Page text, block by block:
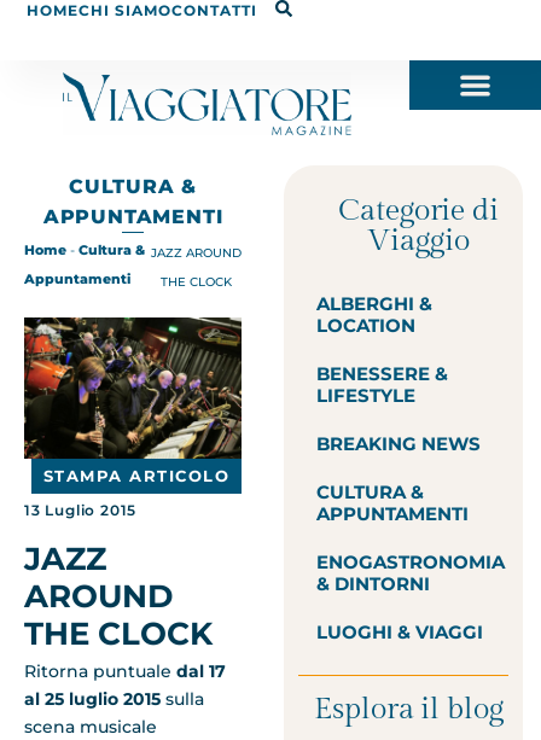
HOMECHI SIAMOCONTATTI
CULTURA &
APPUNTAMENTI
Home - Cultura &
Appuntamenti
JAZZ AROUND
THE CLOCK
STAMPA ARTICOLO
13 Luglio 2015
JAZZ
AROUND
THE CLOCK
Ritorna puntuale dal 17
al 25 luglio 2015 sulla
scena musicale
Categorie di
Viaggio
ALBERGHI &
LOCATION
BENESSERE &
LIFESTYLE
BREAKING NEWS
CULTURA &
APPUNTAMENTI
ENOGASTRONOMIA
& DINTORNI
LUOGHI & VIAGGI
Esplora il blog